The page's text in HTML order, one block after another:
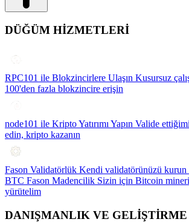
DÜĞÜM HİZMETLERİ
RPC101 ile Blokzincirlere Ulaşın Kusursuz
100'den fazla blokzincire erişin
node101 ile Kripto Yatırımı Yapın Valide
edin, kripto kazanın
Fason Validatörlük Kendi validatörünüzü kurun
BTC Fason Madencilik Sizin için Bitcoin
yürütelim
DANIŞMANLIK VE GELİŞTİRME